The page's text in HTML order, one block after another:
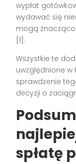
wypłat
wydawać się
mogą znacząco
[1].
Wszystkie te
uwzględnione w
sprawdzenie
decyzji o
spłatę